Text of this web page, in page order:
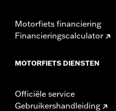
Motorfiets financiering
Financieringscalculator
MOTORFIETS DIENSTEN
Officiële service
Gebruikershandleiding